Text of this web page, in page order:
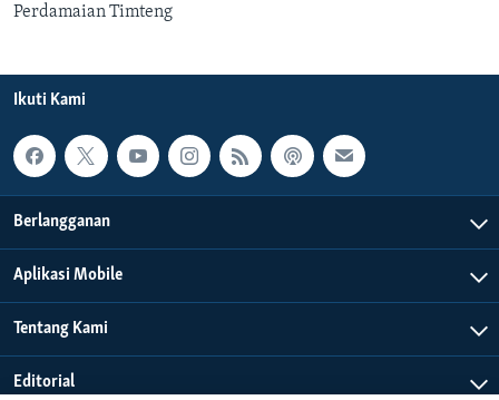
Perdamaian Timteng
Ikuti Kami
Berlangganan
Aplikasi Mobile
Tentang Kami
Editorial